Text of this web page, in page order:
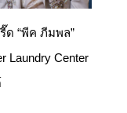
ด “พีค ภีมพล”
Laundry Center